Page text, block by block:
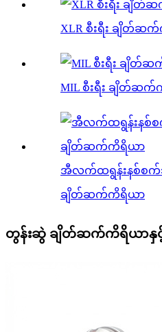
XLR စီးရီး ချိတ်ဆက်
MIL စီးရီး ချိတ်ဆက်
အီလက်ထရွန်းနစ်စက်ဘီး
ချိတ်ဆက်ကိရိယာ
တွန်းဆွဲ ချိတ်ဆက်ကိရိယာနှ